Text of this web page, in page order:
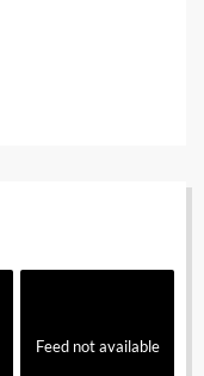
Feed not available